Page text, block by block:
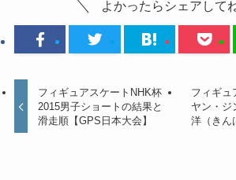
よかったらシェアして
フィギュアスケートNHK杯
2015男子ショートの結果と
滑走順【GPS日本大会】
フィギュ
ヤン・ジ
洋（きん